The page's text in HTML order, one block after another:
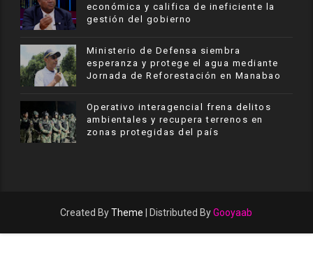
económica y califica de ineficiente la
gestión del gobierno
Ministerio de Defensa siembra
esperanza y protege el agua mediante
Jornada de Reforestación en Manabao
Operativo interagencial frena delitos
ambientales y recupera terrenos en
zonas protegidas del país
Created ByTheme | Distributed ByGooyaab